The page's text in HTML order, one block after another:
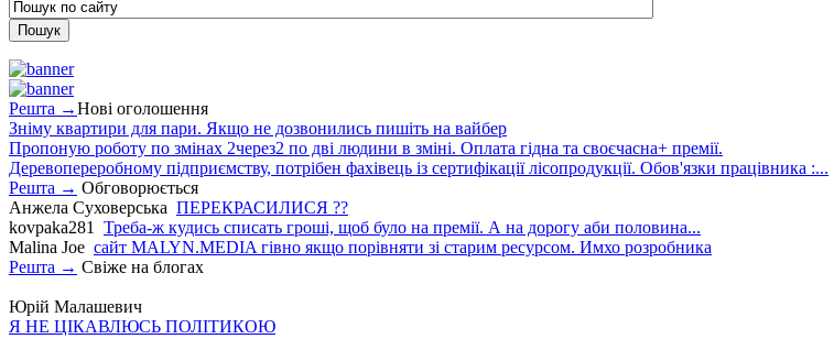
Решта →Нові оголошення
Зніму квартири для пари. Якщо не дозвонились пишіть на вайбер
Пропоную роботу по змінах 2через2 по дві людини в зміні. Оплата гідна та своєчасна+ премії.
Деревопереробному підприємству, потрібен фахівець із сертифікації лісопродукції. Обов'язки працівника :...
Решта → Обговорюється
Анжела Суховерська ПЕРЕКРАСИЛИСЯ ??
kovpaka281
Треба-ж кудись списать гроші, щоб було на премії. А на дорогу аби половина...
Malina Joe сайт MALYN.MEDIA гiвно якщо порiвняти зi старим ресурсом. Имхо розробника
Решта → Свіже на блогах
Юрій Малашевич
Я НЕ ЦІКАВЛЮСЬ ПОЛІТИКОЮ